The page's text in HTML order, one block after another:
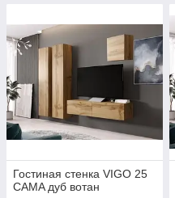
Гостиная стенка VIGO 25
CAMA дуб вотан